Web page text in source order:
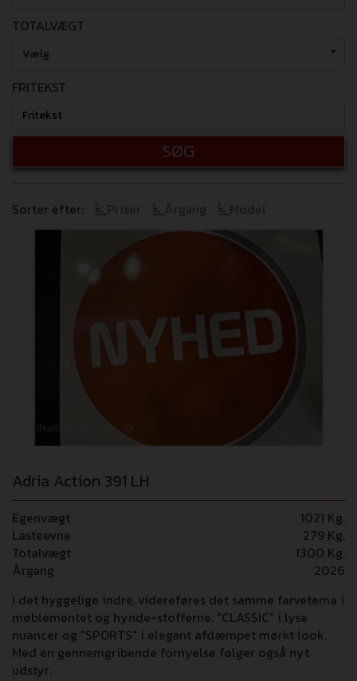
TOTALVÆGT
Vælg
FRITEKST
SØG
Sorter efter:
Adria Action 391 LH
Egenvægt
1021 Kg.
Lasteevne
279 Kg.
Totalvægt
1300 Kg.
Årgang
2026
I det hyggelige indre, videreføres det samme farvetema i
møblementet og hynde-stofferne. "CLASSIC" i lyse
nuancer og "SPORTS" i elegant afdæmpet mørkt look.
Med en gennemgribende fornyelse følger også nyt
udstyr.